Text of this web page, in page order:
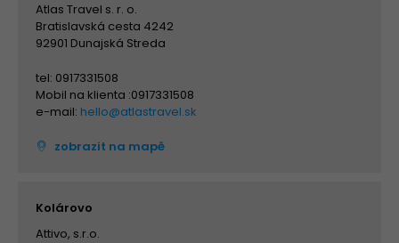
Atlas Travel s. r. o.
Bratislavská cesta 4242
92901 Dunajská Streda
tel: 0917331508
Mobil na klienta :0917331508
e-mail: hello@atlastravel.sk
zobrazit na mapě
Kolárovo
Attivo, s.r.o.